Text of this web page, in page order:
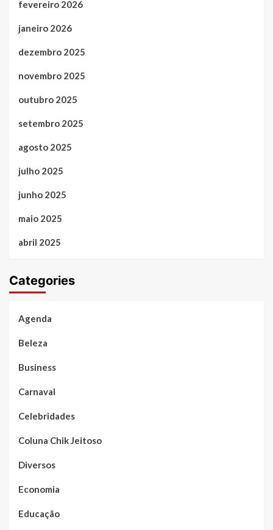
fevereiro 2026
janeiro 2026
dezembro 2025
novembro 2025
outubro 2025
setembro 2025
agosto 2025
julho 2025
junho 2025
maio 2025
abril 2025
Categories
Agenda
Beleza
Business
Carnaval
Celebridades
Coluna Chik Jeitoso
Diversos
Economia
Educação